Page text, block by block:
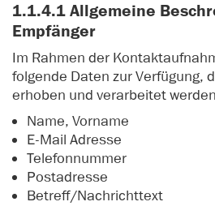
1.1.4.1 Allgemeine
Empfänger
Im Rahmen der
folgende Daten zur Verfügung,
erhoben und verarbeitet
Name, Vorname
E-Mail Adresse
Telefonnummer
Postadresse
Betreff/Nachrichttext